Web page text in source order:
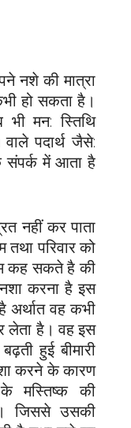
नशे की मात्रा
हो सकता है।
भी मन: स्तिथि
पदार्थ जैसे:
संपर्क में आता है
नहीं कर पाता
परिवार को
कह सकते है की
करना है इस
अर्थात वह कभी
लेता है। वह इस
हुई बीमारी
करने के कारण
के मस्तिष्क की
जिससे उसकी